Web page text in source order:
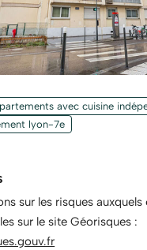
avec cuisine
lyon-7e
sur les risques
sur le site Géorisques :